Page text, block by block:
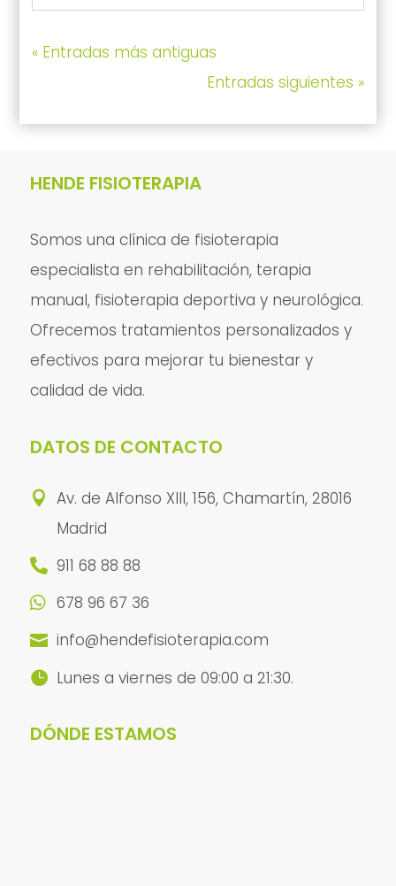
« Entradas más antiguas
Entradas siguientes »
HENDE FISIOTERAPIA
Somos una clínica de fisioterapia
especialista en rehabilitación, terapia
manual, fisioterapia deportiva y neurológica.
Ofrecemos tratamientos personalizados y
efectivos para mejorar tu bienestar y
calidad de vida.
DATOS DE CONTACTO

Av. de Alfonso XIII, 156, Chamartín, 28016
Madrid
 911 68 88 88
 678 96 67 36
 info@hendefisioterapia.com
 Lunes a viernes de 09:00 a 21:30.
DÓNDE ESTAMOS